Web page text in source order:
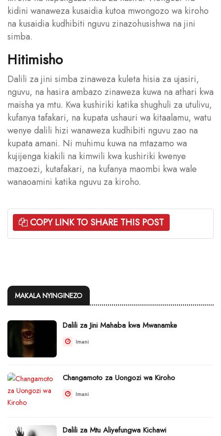
kidini wanaweza kusaidia kutoa mwongozo wa kiroho
na kusaidia kudhibiti nguvu zinazohusishwa na jini
simba.
Hitimisho
Dalili za jini simba zinaweza kuleta hisia za ujasiri,
nguvu, na hasira ambazo zinaweza kuwa na athari kwa
maisha ya mtu. Kwa kushiriki katika shughuli za utulivu,
kufanya tafakari, na kupata ushauri wa kitaalamu, watu
wenye dalili hizi wanaweza kudhibiti nguvu zao na
kupata amani. Ni muhimu kuwa na mtazamo wa
kujijenga kiakili na kimwili kwa kushiriki kwenye
mazoezi, kutafakari, na kufanya maombi kwa wale
wanaoamini katika nguvu za kiroho.
COPY LINK TO SHARE THIS POST
MAKALA NYINGINEZO
Dalili za Jini Mahaba kwa Mwanamke
Imani
Changamoto za Uongozi wa Kiroho
Imani
Dalili za Mtu Aliyefungwa Kichawi